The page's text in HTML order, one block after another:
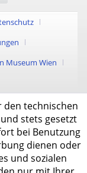
Museum Wien
den technischen
stets gesetzt
bei Benutzung
dienen oder
und sozialen